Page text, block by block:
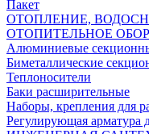
Пакет
ОТОПЛЕНИЕ,
ОТОПИТЕЛЬНОЕ
Алюминиевые
Биметаллические
Теплоносители
Баки расширительные
Наборы, крепления для
Регулирующая арматура